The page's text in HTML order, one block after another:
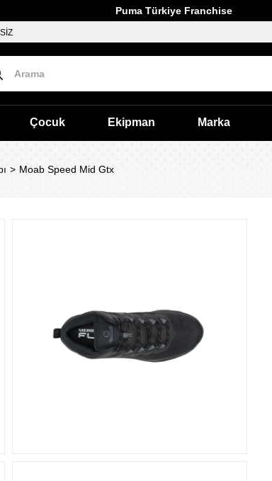
Puma Türkiye Franchise
Çocuk Ekipman Marka
Moab Speed Mid Gtx